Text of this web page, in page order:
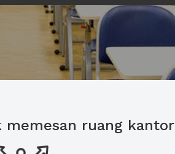
memesan ruang kantor